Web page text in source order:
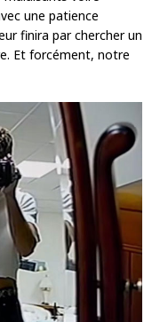
une patience
finira par chercher un
Et forcément, notre